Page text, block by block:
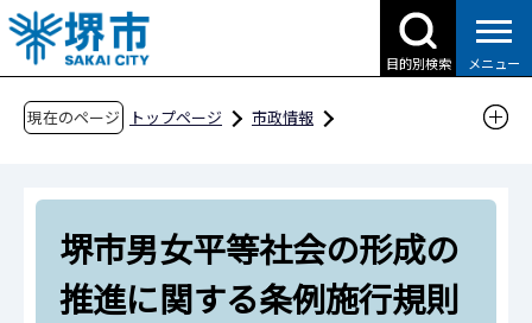
こ
の
ペ
目的別検索 メニュー
現在のページ トップページ
市政情報
条例・計画など
堺市男女平等社会の形成の推進に関する条例施
行規則
堺市男女平等社会の形成の
推進に関する条例施行規則